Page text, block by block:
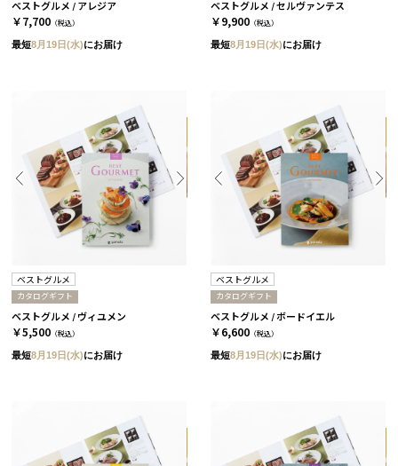
ベストグルメ / アレジア
￥7,700 （税込）
最短8月19日(水)にお届け
ベストグルメ / セルヴァンテス
￥9,900 （税込）
最短8月19日(水)にお届け
ベストグルメ
カタログギフト
ベストグルメ / ヴィユメン
￥5,500 （税込）
最短8月19日(水)にお届け
ベストグルメ
カタログギフト
ベストグルメ / ボードイエル
￥6,600 （税込）
最短8月19日(水)にお届け